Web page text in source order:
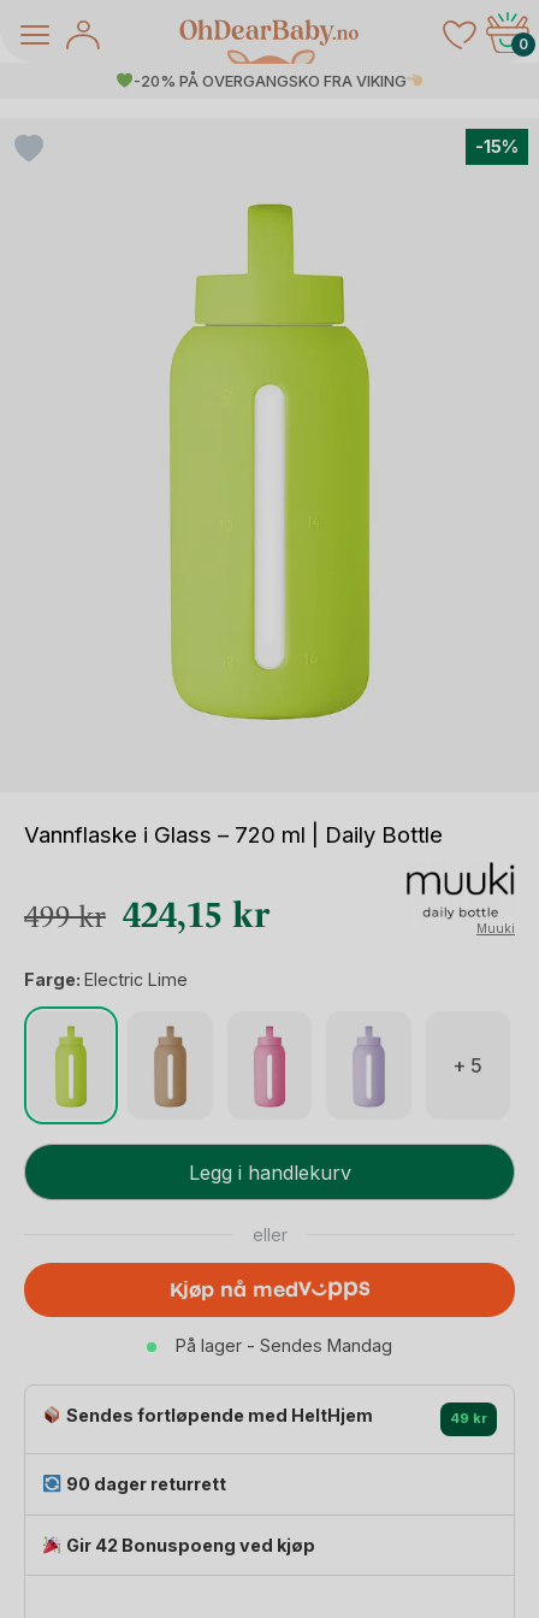
0
-20% PÅ OVERGANGSKO FRA VIKING
-15%
Vannflaske i Glass – 720 ml | Daily Bottle
499kr Opprinnelig
var:
499 kr.
424,15 krNåværende
424,15 kr.
Muuki
Farge: Electric Lime
+ 5
Vannflaske
i
720
ml
Bottle
antall
Legg i handlekurv
eller
Kjøp nå med
På lager - Sendes Mandag
Sendes fortløpende med HeltHjem 49 kr
90 dager returrett
Gir 42 Bonuspoeng ved kjøp